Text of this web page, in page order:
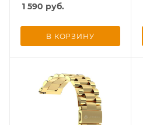
1 590 руб.
В КОРЗИНУ